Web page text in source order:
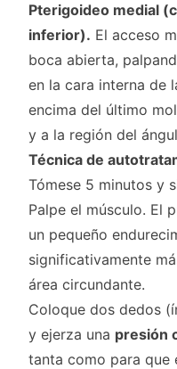
Pterigoideo medial
inferior). El acceso
boca abierta,
en la cara interna de
encima del último
y a la región del
Técnica de
Tómese 5 minutos y
Palpe el músculo. El
un pequeño
significativamente
área circundante.
Coloque dos dedos
y ejerza una presión
tanta como para que